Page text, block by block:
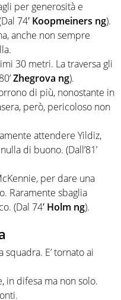
per generosità e
74′ Koopmeiners ng).
anche non sempre
30 metri. La traversa gli
Zhegrova ng).
di più, nonostante in
però, pericoloso non
attendere Yildiz,
di buono. (Dall’81’
per dare una
Raramente sbaglia
(Dal 74′ Holm ng).
E’ tornato ai
in difesa ma non solo.